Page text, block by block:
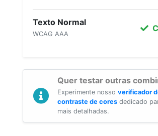
Texto Normal
WCAG AAA
Quer testar outras
Experimente nosso verificador
contraste de cores dedicado
mais detalhadas.